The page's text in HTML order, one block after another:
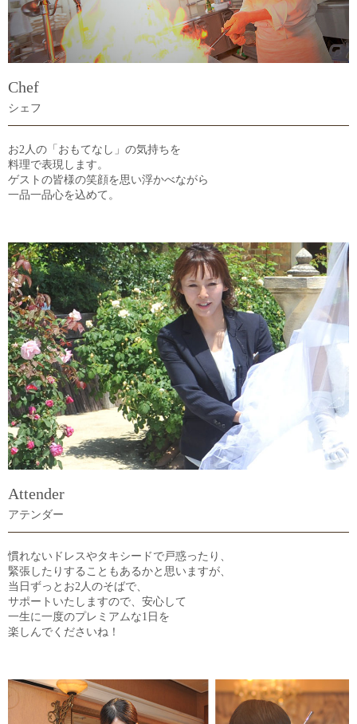
Chef
シェフ
お2人の「おもてなし」の気持ちを
料理で表現します。
ゲストの皆様の笑顔を思い浮かべながら
一品一品心を込めて。
Attender
アテンダー
慣れないドレスやタキシードで戸惑ったり、
緊張したりすることもあるかと思いますが、
当日ずっとお2人のそばで、
サポートいたしますので、安心して
一生に一度のプレミアムな1日を
楽しんでくださいね！